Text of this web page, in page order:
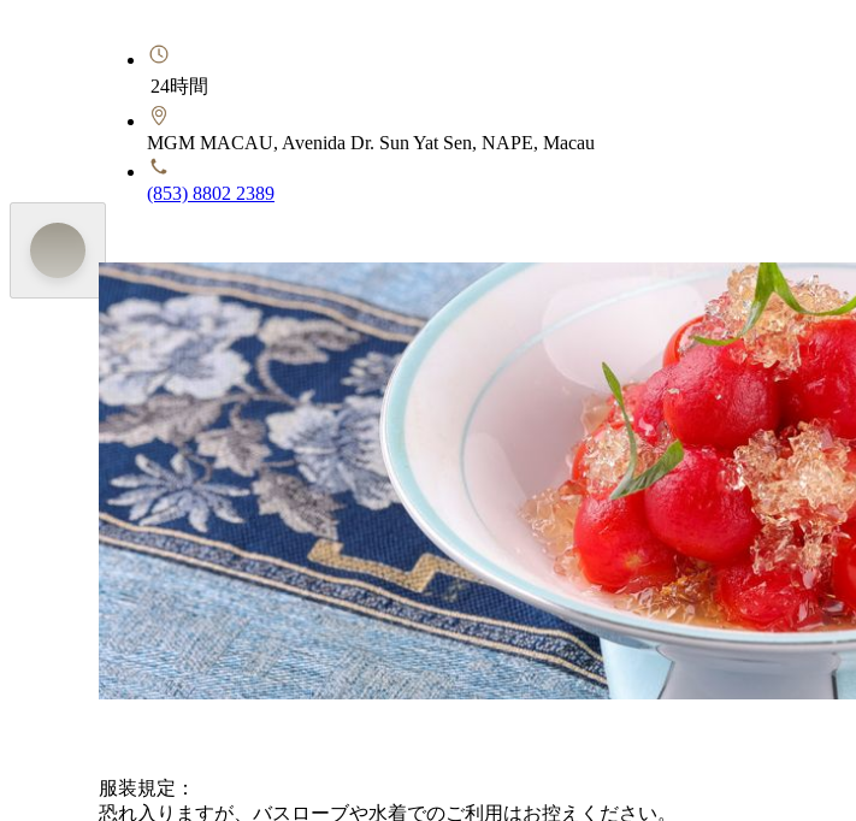
24時間
MGM MACAU, Avenida Dr. Sun Yat Sen, NAPE, Macau
(853) 8802 2389
スペシャルメニュー
Loving Summer
「Square Eight」は、陸地と大海からの厳選食材を融合させ、中国五大地方料理の伝
ソースの半熟卵炒め」、大胆なスパイスと痺れる辛さの「スパイシーロブスター」、
余韻の残る一品が揃っています。「中国黄皮と香りレモン」や「マルベリー・プレー
涼を取りながら味わいを満喫できます。
メニュー
服装規定：
恐れ入りますが、バスローブや水着でのご利用はお控えください。